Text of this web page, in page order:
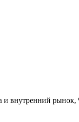
и внутренний рынок,